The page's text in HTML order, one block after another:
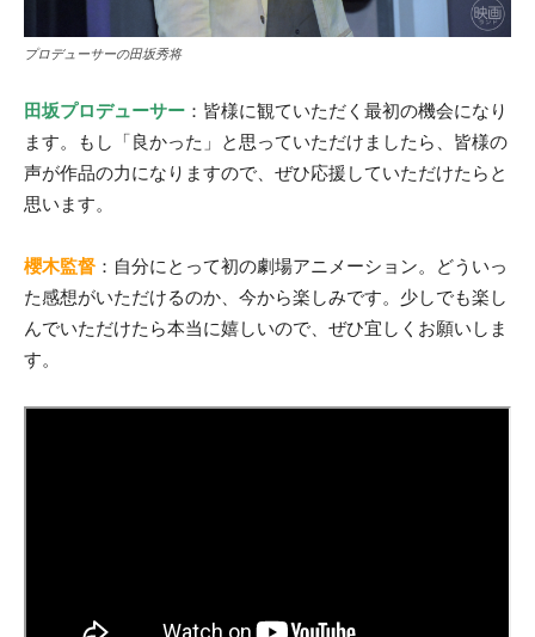
プロデューサーの田坂秀将
田坂プロデューサー ：皆様に観ていただく最初の機会になり
ます。もし「良かった」と思っていただけましたら、皆様の
声が作品の力になりますので、ぜひ応援していただけたらと
思います。
櫻木監督 ：自分にとって初の劇場アニメーション。どういっ
た感想がいただけるのか、今から楽しみです。少しでも楽し
んでいただけたら本当に嬉しいので、ぜひ宜しくお願いしま
す。